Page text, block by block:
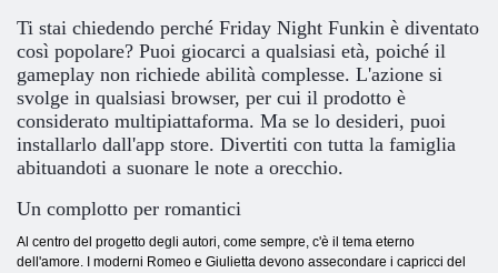
Ti stai chiedendo perché Friday Night Funkin è diventato
così popolare? Puoi giocarci a qualsiasi età, poiché il
gameplay non richiede abilità complesse. L'azione si
svolge in qualsiasi browser, per cui il prodotto è
considerato multipiattaforma. Ma se lo desideri, puoi
installarlo dall'app store. Divertiti con tutta la famiglia
abituandoti a suonare le note a orecchio.
Un complotto per romantici
Al centro del progetto degli autori, come sempre, c'è il tema eterno
dell'amore. I moderni Romeo e Giulietta devono assecondare i capricci del